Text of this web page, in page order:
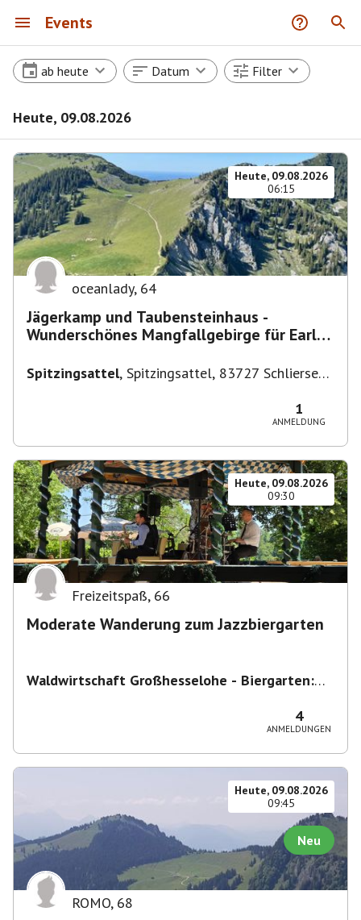
Events
ab heute Datum Filter
Heute, 09.08.2026
Heute, 09.08.2026
06:15
oceanlady, 64
Jägerkamp und Taubensteinhaus -
Wunderschönes Mangfallgebirge für Early
Spitzingsattel, Spitzingsattel, 83727 Schliersee,
1
ANMELDUNG
Heute, 09.08.2026
09:30
Freizeitspaß, 66
Moderate Wanderung zum Jazzbiergarten
Waldwirtschaft Großhesselohe - Biergarten:
Georg-Kalb-
4
ANMELDUNGEN
Heute, 09.08.2026
09:45
Neu
ROMO, 68